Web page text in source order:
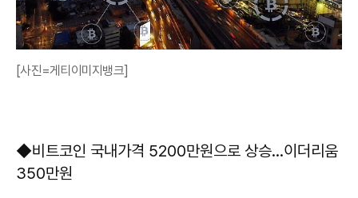
[사진=게티이미지뱅크]
◆비트코인 국내가격 5200만원으로 상승…이더리움
350만원